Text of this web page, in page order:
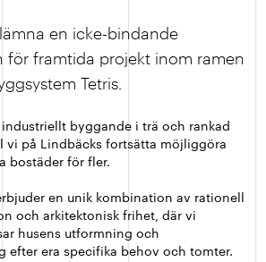
en icke-bindande
för framtida projekt inom ramen
Tetris.
byggande i trä och rankad
vi på Lindbäcks fortsätta möjliggöra
bostäder för fler.
en unik kombination av rationell
och arkitektonisk frihet, där vi
husens utformning och
efter era specifika behov och tomter.